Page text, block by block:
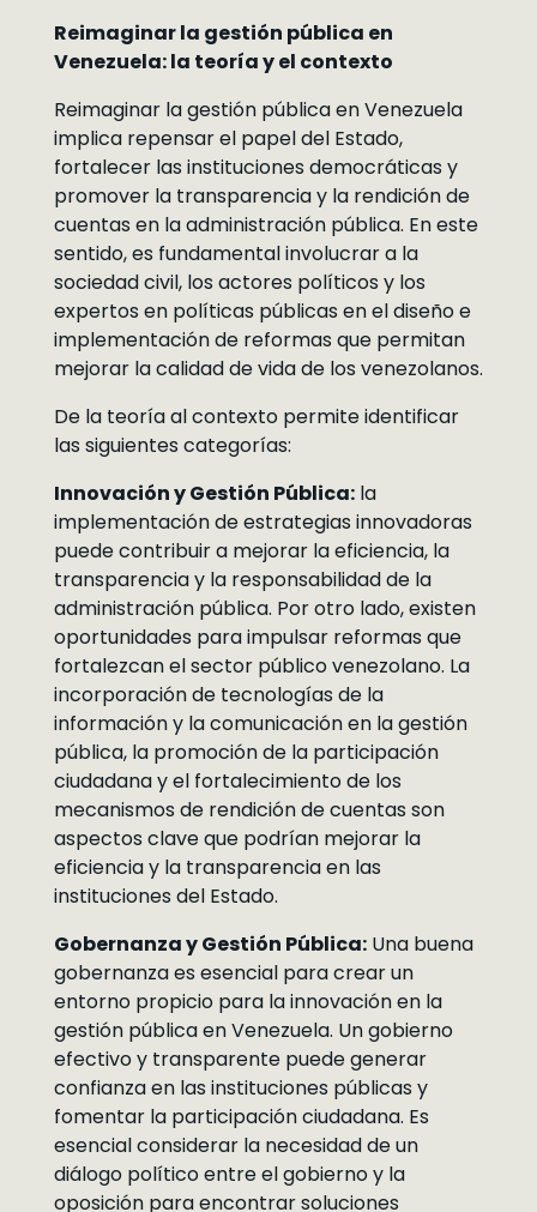
Reimaginar la gestión pública en
Venezuela: la teoría y el contexto
Reimaginar la gestión pública en Venezuela
implica repensar el papel del Estado,
fortalecer las instituciones democráticas y
promover la transparencia y la rendición de
cuentas en la administración pública. En este
sentido, es fundamental involucrar a la
sociedad civil, los actores políticos y los
expertos en políticas públicas en el diseño e
implementación de reformas que permitan
mejorar la calidad de vida de los venezolanos.
De la teoría al contexto permite identificar
las siguientes categorías:
Innovación y Gestión Pública:la
implementación de estrategias innovadoras
puede contribuir a mejorar la eficiencia, la
transparencia y la responsabilidad de la
administración pública. Por otro lado, existen
oportunidades para impulsar reformas que
fortalezcan el sector público venezolano. La
incorporación de tecnologías de la
información y la comunicación en la gestión
pública, la promoción de la participación
ciudadana y el fortalecimiento de los
mecanismos de rendición de cuentas son
aspectos clave que podrían mejorar la
eficiencia y la transparencia en las
instituciones del Estado.
Gobernanza y Gestión Pública:Una buena
gobernanza es esencial para crear un
entorno propicio para la innovación en la
gestión pública en Venezuela. Un gobierno
efectivo y transparente puede generar
confianza en las instituciones públicas y
fomentar la participación ciudadana. Es
esencial considerar la necesidad de un
diálogo político entre el gobierno y la
oposición para encontrar soluciones